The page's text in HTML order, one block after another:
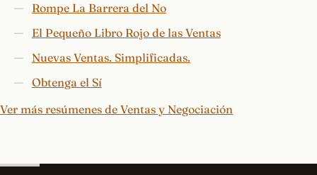
Rompe La Barrera del No
El Pequeño Libro Rojo de las Ventas
Nuevas Ventas. Simplificadas.
Obtenga el Sí
Ver más resúmenes de Ventas y Negociación